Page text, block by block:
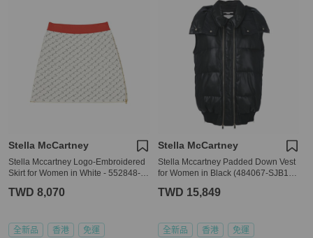
Stella McCartney
Stella Mccartney Logo-Embroidered
Skirt for Women in White - 552848-S
TWD 8,070
全新品 香港 免運
Stella McCartney
Stella Mccartney Padded Down Vest
for Women in Black (484067-SJB18-
TWD 15,849
全新品 香港 免運